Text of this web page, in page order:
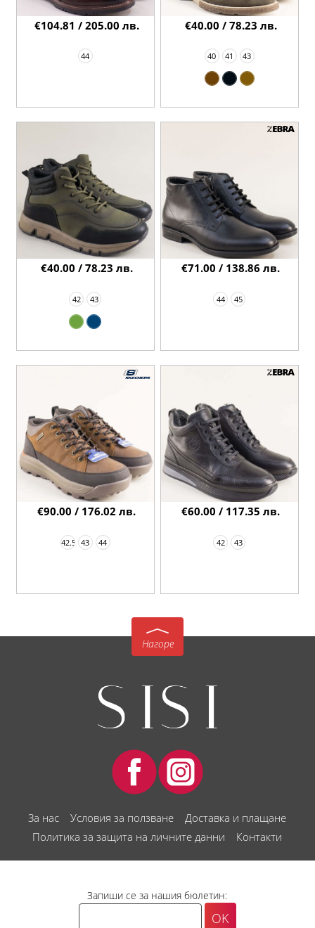
44
€104.81 / 205.00 лв.
40 41 43
€40.00 / 78.23 лв.
42 43
€40.00 / 78.23 лв.
44 45
€71.00 / 138.86 лв.
42.5 43 44
€90.00 / 176.02 лв.
42 43
€60.00 / 117.35 лв.
Нагоре
За нас Условия за ползване
Доставка и плащане
Политика за защита на личните данни
Контакти
Запиши се за нашия бюлетин: